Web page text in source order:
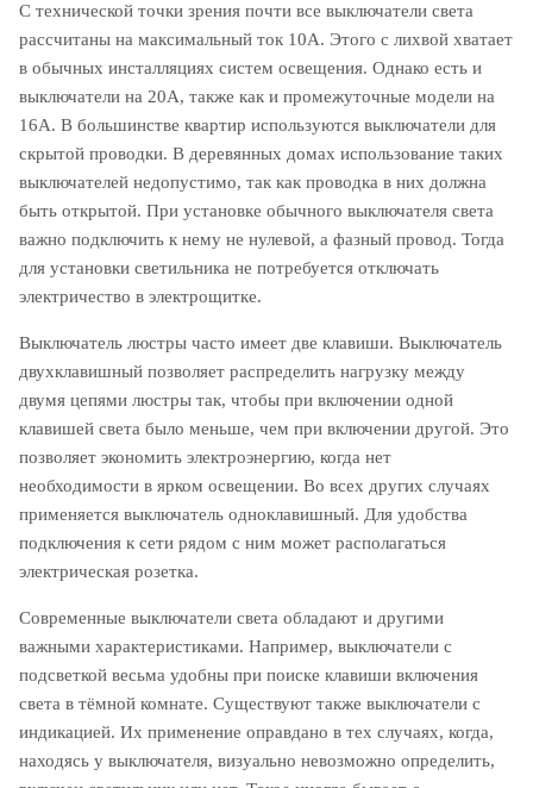
С технической точки зрения почти все выключатели света
рассчитаны на максимальный ток 10А. Этого с лихвой хватает
в обычных инсталляциях систем освещения. Однако есть и
выключатели на 20А, также как и промежуточные модели на
16А. В большинстве квартир используются выключатели для
скрытой проводки. В деревянных домах использование таких
выключателей недопустимо, так как проводка в них должна
быть открытой. При установке обычного выключателя света
важно подключить к нему не нулевой, а фазный провод. Тогда
для установки светильника не потребуется отключать
электричество в электрощитке.
Выключатель люстры часто имеет две клавиши. Выключатель
двухклавишный позволяет распределить нагрузку между
двумя цепями люстры так, чтобы при включении одной
клавишей света было меньше, чем при включении другой. Это
позволяет экономить электроэнергию, когда нет
необходимости в ярком освещении. Во всех других случаях
применяется выключатель одноклавишный. Для удобства
подключения к сети рядом с ним может располагаться
электрическая розетка.
Современные выключатели света обладают и другими
важными характеристиками. Например, выключатели с
подсветкой весьма удобны при поиске клавиши включения
света в тёмной комнате. Существуют также выключатели с
индикацией. Их применение оправдано в тех случаях, когда,
находясь у выключателя, визуально невозможно определить,